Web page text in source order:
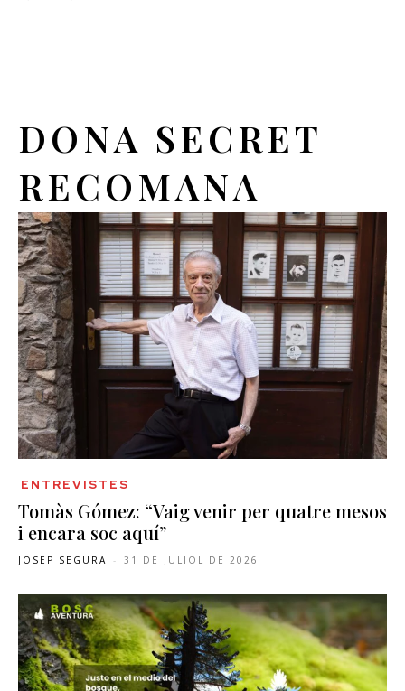
DONA SECRET
RECOMANA
ENTREVISTES
Tomàs Gómez: “Vaig venir per quatre mesos
i encara soc aquí”
JOSEP SEGURA - 31 DE JULIOL DE 2026